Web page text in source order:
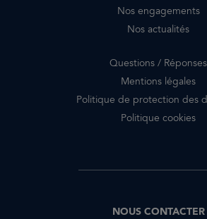
Nos engagements
Nos actualités
Questions / Réponses
Mentions légales
Politique de protection des
Politique cookies
NOUS CONTACTER